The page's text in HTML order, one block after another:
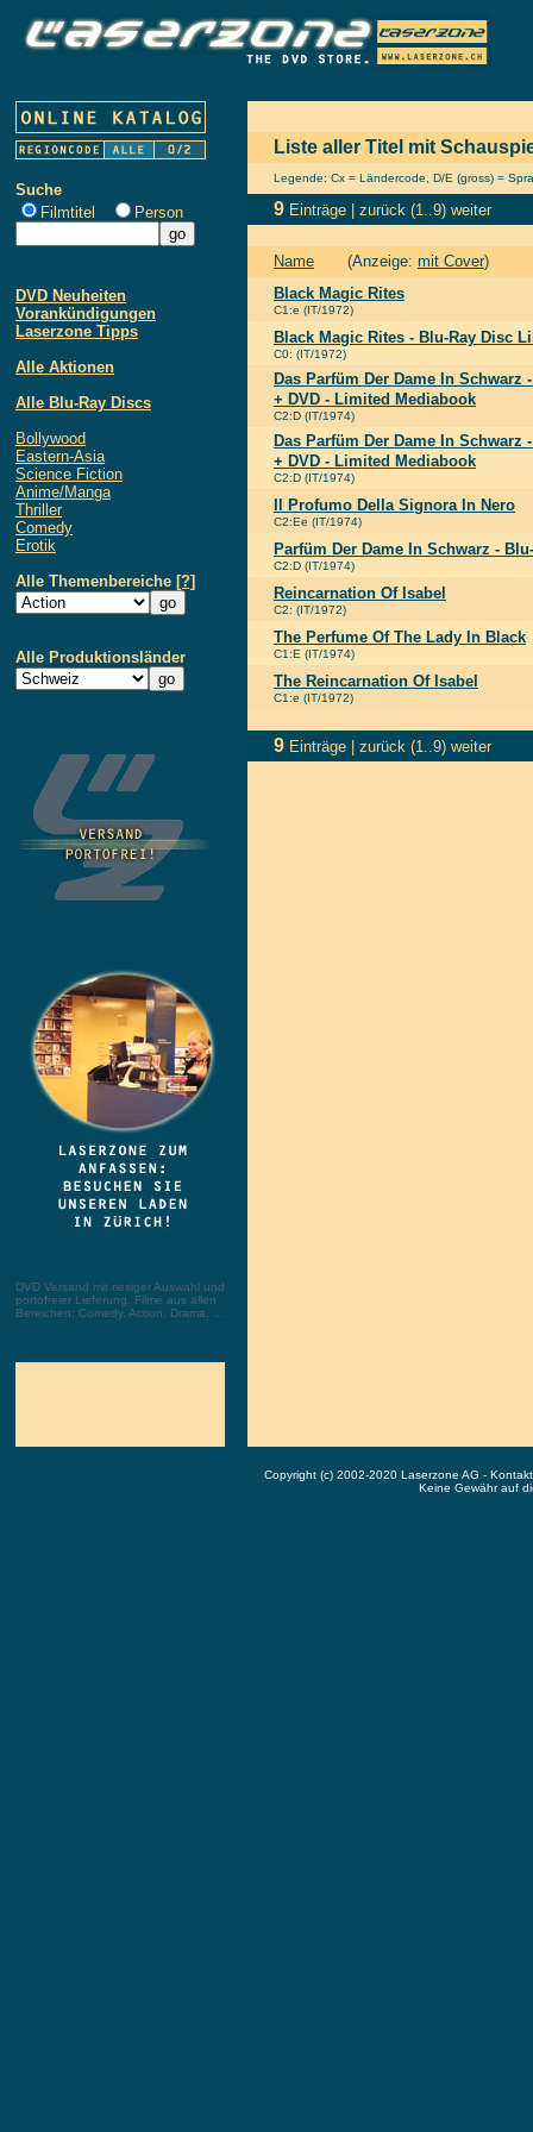
Suche
Filmtitel
Person
DVD Neuheiten
Vorankündigungen
Laserzone Tipps
Alle Aktionen
Alle Blu-Ray Discs
Bollywood
Eastern-Asia
Science Fiction
Anime/Manga
Thriller
Comedy
Erotik
Alle Themenbereiche [?]
Alle Produktionsländer
DVD Versand mit riesiger Auswahl und
portofreier Lieferung. Filme aus allen
Bereichen: Comedy, Action, Drama, ...
Liste aller Titel mit
Legende: Cx = Ländercode, D/E (gross) =
9 Einträge | zurück (1..9) weiter
Name (Anzeige: mit Cover)
Black Magic Rites
C1:e (IT/1972)
Black Magic Rites - Blu-Ray Disc
C0: (IT/1972)
Das Parfüm Der Dame In Schwarz
+ DVD - Limited Mediabook
C2:D (IT/1974)
Das Parfüm Der Dame In Schwarz
+ DVD - Limited Mediabook
C2:D (IT/1974)
Il Profumo Della Signora In Nero
C2:Ee (IT/1974)
Parfüm Der Dame In Schwarz -
C2:D (IT/1974)
Reincarnation Of Isabel
C2: (IT/1972)
The Perfume Of The Lady In Black
C1:E (IT/1974)
The Reincarnation Of Isabel
C1:e (IT/1972)
9 Einträge | zurück (1..9) weiter
Copyright (c) 2002-2020 Laserzone AG -
Keine Gewähr auf